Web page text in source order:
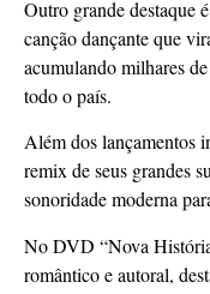
Outro grande destaque
canção dançante que
acumulando milhares
todo o país.
Além dos lançamentos
remix de seus grandes
sonoridade moderna
No DVD “Nova
romântico e autoral,